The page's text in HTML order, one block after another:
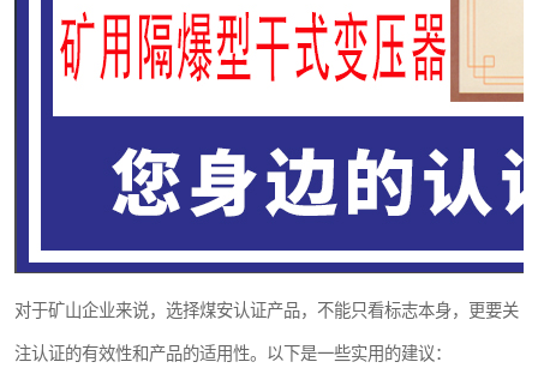
对于矿山企业来说，选择煤安认证产品，不能只看标志本身，更要关
注认证的有效性和产品的适用性。以下是一些实用的建议：